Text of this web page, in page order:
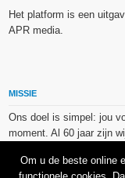
Het platform is een
APR media.
MISSIE
Ons doel is simpel: jou
moment. Al 60 jaar zijn
Om u de beste online